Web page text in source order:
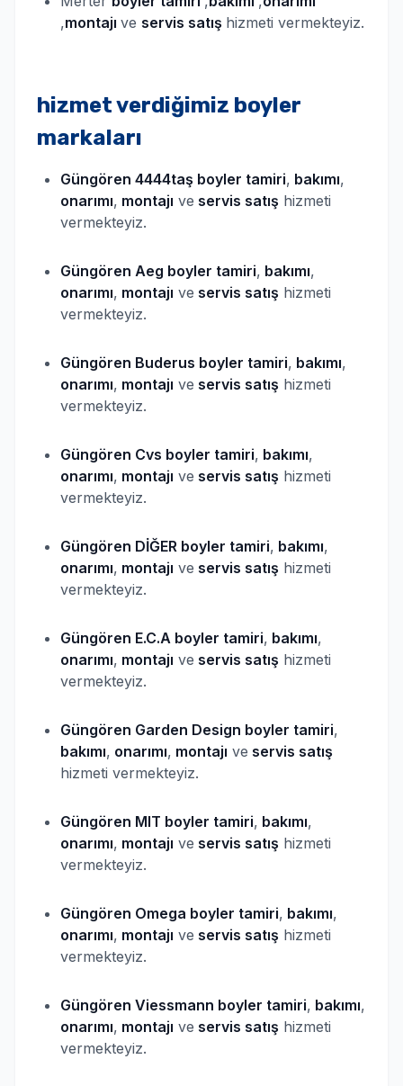
,montajı ve servis satış hizmeti vermekteyiz.
hizmet verdiğimiz boyler
markaları
Güngören 4444taş boyler tamiri, bakımı,
onarımı, montajı ve servis satış hizmeti
vermekteyiz.
Güngören Aeg boyler tamiri, bakımı,
onarımı, montajı ve servis satış hizmeti
vermekteyiz.
Güngören Buderus boyler tamiri, bakımı,
onarımı, montajı ve servis satış hizmeti
vermekteyiz.
Güngören Cvs boyler tamiri, bakımı,
onarımı, montajı ve servis satış hizmeti
vermekteyiz.
Güngören DİĞER boyler tamiri, bakımı,
onarımı, montajı ve servis satış hizmeti
vermekteyiz.
Güngören E.C.A boyler tamiri, bakımı,
onarımı, montajı ve servis satış hizmeti
vermekteyiz.
Güngören Garden Design boyler tamiri,
bakımı, onarımı, montajı ve servis satış
hizmeti vermekteyiz.
Güngören MIT boyler tamiri, bakımı,
onarımı, montajı ve servis satış hizmeti
vermekteyiz.
Güngören Omega boyler tamiri, bakımı,
onarımı, montajı ve servis satış hizmeti
vermekteyiz.
Güngören Viessmann boyler tamiri, bakımı,
onarımı, montajı ve servis satış hizmeti
vermekteyiz.